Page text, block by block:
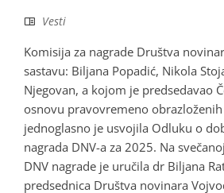
Vesti
Komisija za nagrade Društva
sastavu: Biljana Popadić, Nikola
Njegovan, a kojom je predsedavao
osnovu pravovremeno
jednoglasno je usvojila Odluku o
nagrada DNV-a za 2025. Na
DNV nagrade je uručila dr Biljana
predsednica Društva novinara